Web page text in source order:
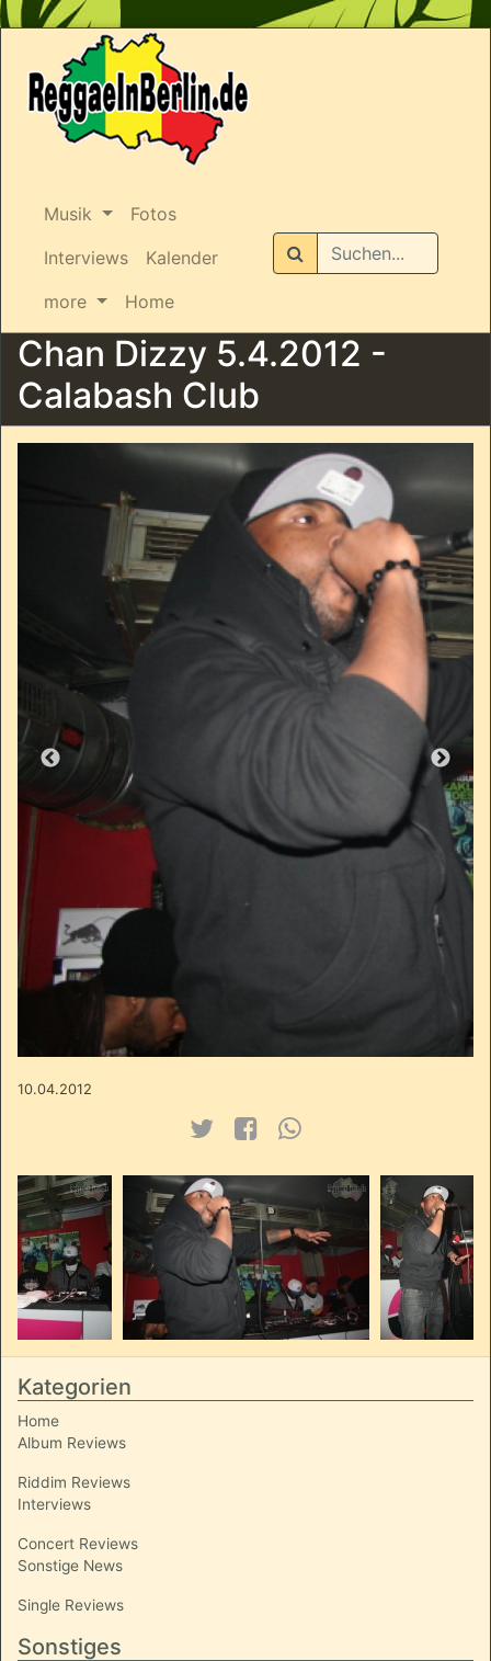
Musik
Fotos
Interviews
Kalender
more
Home
Suchen
Chan Dizzy 5.4.2012 -
Calabash Club
10.04.2012
Kategorien
Home
Album Reviews
Riddim Reviews
Interviews
Concert Reviews
Sonstige News
Single Reviews
Sonstiges